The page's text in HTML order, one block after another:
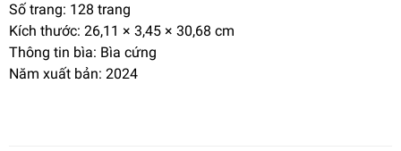
Số trang: 128 trang
Kích thước: 26,11 × 3,45 × 30,68 cm
Thông tin bìa: Bìa cứng
Năm xuất bản: 2024